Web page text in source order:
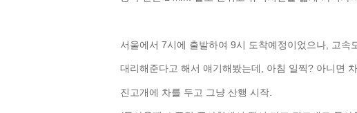
서울에서 7시에 출발하여 9시 도착예정이었으나, 고속
대리해준다고 해서 얘기해봤는데, 아침 일찍? 아니면
진고개에 차를 두고 그냥 산행 시작.